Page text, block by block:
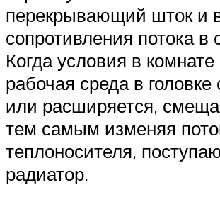
перекрывающий шток и
сопротивления потока в
Когда условия в
рабочая среда в
или расширяется,
тем самым изменяя
теплоносителя,
радиатор.